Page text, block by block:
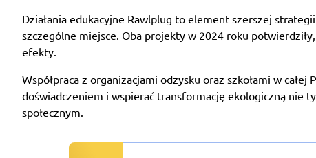
Działania edukacyjne Rawlplug to element szerszej
szczególne miejsce. Oba projekty w 2024 roku
efekty.
Współpraca z organizacjami odzysku oraz szkołami w
doświadczeniem i wspierać transformację ekologiczną nie
społecznym.